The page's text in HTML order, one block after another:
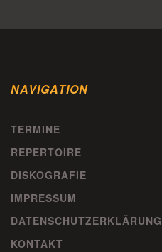
NAVIGATION
TERMINE
REPERTOIRE
DISKOGRAFIE
IMPRESSUM
DATENSCHUTZERKLÄRUNG
KONTAKT